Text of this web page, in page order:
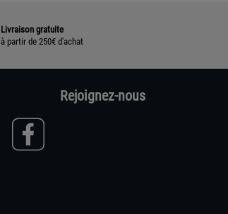
Livraison gratuite
à partir de 250€ d'achat
Rejoignez-nous